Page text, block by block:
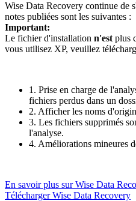
Wise Data Recovery continue de
notes publiées sont les suivantes :
Important:
Le fichier d'installation n'est plus
vous utilisez XP, veuillez
1. Prise en charge de
fichiers perdus dans un
2. Afficher les noms
3. Les fichiers supprimés
l'analyse.
4. Améliorations mineures
En savoir plus sur Wise Data
Télécharger Wise Data Recovery